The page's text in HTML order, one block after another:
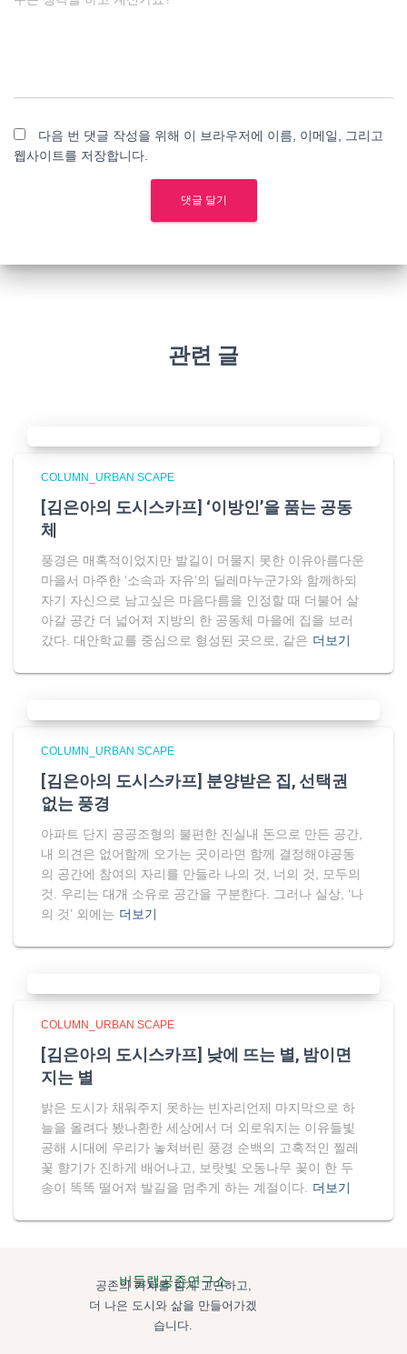
다음 번 댓글 작성을 위해 이 브라우저에 이름, 이메일, 그리고
웹사이트를 저장합니다.
관련 글
COLUMN_URBAN SCAPE
[김은아의 도시스카프] ‘이방인’을 품는 공동
체
풍경은 매혹적이었지만 발길이 머물지 못한 이유아름다운
마을서 마주한 ‘소속과 자유’의 딜레마누군가와 함께하되
자기 자신으로 남고싶은 마음다름을 인정할 때 더불어 살
아갈 공간 더 넓어져 지방의 한 공동체 마을에 집을 보러
갔다. 대안학교를 중심으로 형성된 곳으로, 같은 더보기
COLUMN_URBAN SCAPE
[김은아의 도시스카프] 분양받은 집, 선택권
없는 풍경
아파트 단지 공공조형의 불편한 진실내 돈으로 만든 공간,
내 의견은 없어함께 오가는 곳이라면 함께 결정해야공동
의 공간에 참여의 자리를 만들라 나의 것, 너의 것, 모두의
것. 우리는 대개 소유로 공간을 구분한다. 그러나 실상, ‘나
의 것’ 외에는 더보기
COLUMN_URBAN SCAPE
[김은아의 도시스카프] 낮에 뜨는 별, 밤이면
지는 별
밝은 도시가 채워주지 못하는 빈자리언제 마지막으로 하
늘을 올려다 봤나환한 세상에서 더 외로워지는 이유들빛
공해 시대에 우리가 놓쳐버린 풍경 순백의 고혹적인 찔레
꽃 향기가 진하게 배어나고, 보랏빛 오동나무 꽃이 한 두
송이 똑똑 떨어져 발길을 멈추게 하는 계절이다. 더보기
버들랩공존연구소
공존의 가치를 함게 고민하고,
더 나은 도시와 삶을 만들어가겠
습니다.